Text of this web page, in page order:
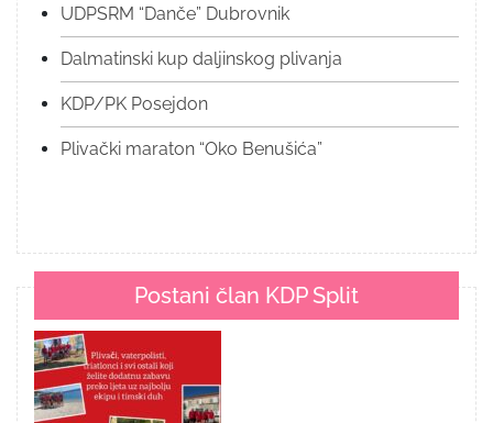
UDPSRM “Danče” Dubrovnik
Dalmatinski kup daljinskog plivanja
KDP/PK Posejdon
Plivački maraton “Oko Benušića”
Postani član KDP Split